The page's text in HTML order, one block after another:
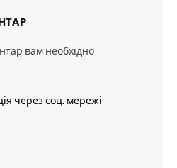
вам необхідно
через соц. мережі